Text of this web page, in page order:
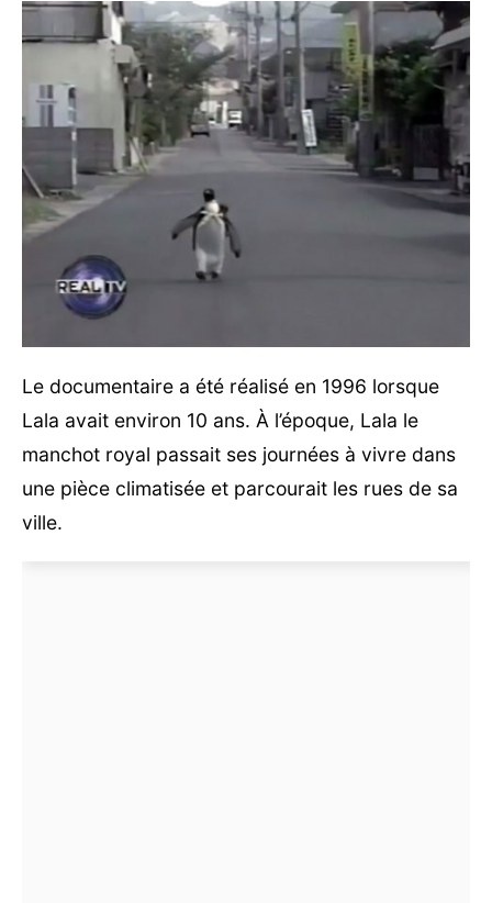
Le documentaire a été réalisé en 1996 lorsque
Lala avait environ 10 ans. À l’époque, Lala le
manchot royal passait ses journées à vivre dans
une pièce climatisée et parcourait les rues de sa
ville.